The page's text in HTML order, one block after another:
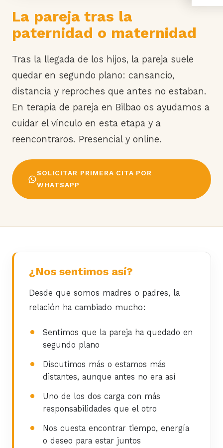
La pareja tras la
paternidad o maternidad
Tras la llegada de los hijos, la pareja suele
quedar en segundo plano: cansancio,
distancia y reproches que antes no estaban.
En terapia de pareja en Bilbao os ayudamos a
cuidar el vínculo en esta etapa y a
reencontraros. Presencial y online.
SOLICITAR PRIMERA CITA POR
WHATSAPP
¿Nos sentimos así?
Desde que somos madres o padres, la
relación ha cambiado mucho:
Sentimos que la pareja ha quedado en
segundo plano
Discutimos más o estamos más
distantes, aunque antes no era así
Uno de los dos carga con más
responsabilidades que el otro
Nos cuesta encontrar tiempo, energía
o deseo para estar juntos